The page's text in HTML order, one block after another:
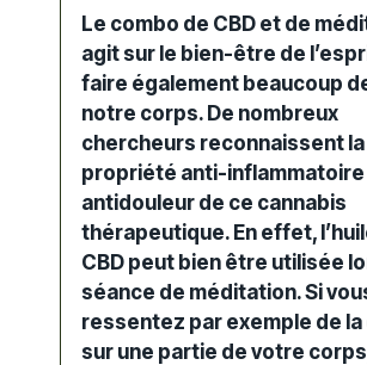
Le combo de CBD et de
agit sur le bien-être de
faire également beaucoup
notre corps. De nombreux
chercheurs reconnaissent la
propriété anti-
antidouleur de ce cannabis
thérapeutique. En effet, l’
CBD peut bien être utilisée
séance de méditation. Si
ressentez par exemple de
sur une partie de votre corps